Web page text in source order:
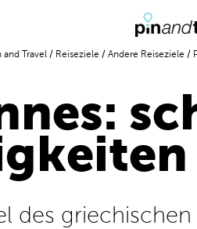
and Travel / Reiseziele / Andere Reiseziele /
des